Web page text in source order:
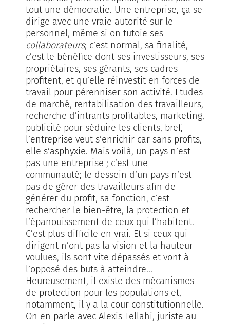
tout une démocratie. Une entreprise, ça se
dirige avec une vraie autorité sur le
personnel, même si on tutoie ses
collaborateurs; c’est normal, sa finalité,
c’est le bénéfice dont ses investisseurs, ses
propriétaires, ses gérants, ses cadres
profitent, et qu’elle réinvestit en forces de
travail pour pérenniser son activité. Etudes
de marché, rentabilisation des travailleurs,
recherche d’intrants profitables, marketing,
publicité pour séduire les clients, bref,
l’entreprise veut s’enrichir car sans profits,
elle s’asphyxie. Mais voilà, un pays n’est
pas une entreprise ; c’est une
communauté; le dessein d’un pays n’est
pas de gérer des travailleurs afin de
générer du profit, sa fonction, c’est
rechercher le bien-être, la protection et
l’épanouissement de ceux qui l’habitent.
C’est plus difficile en vrai. Et si ceux qui
dirigent n’ont pas la vision et la hauteur
voulues, ils sont vite dépassés et vont à
l’opposé des buts à atteindre...
Heureusement, il existe des mécanismes
de protection pour les populations et,
notamment, il y a la cour constitutionnelle.
On en parle avec Alexis Fellahi, juriste au